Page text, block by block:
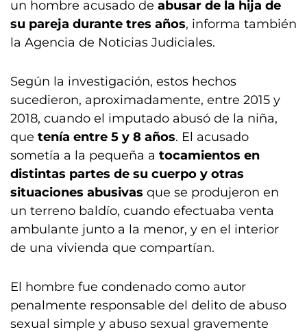
un hombre acusado de abusar de la hija de
su pareja durante tres años, informa también
la Agencia de Noticias Judiciales.
Según la investigación, estos hechos
sucedieron, aproximadamente, entre 2015 y
2018, cuando el imputado abusó de la niña,
que tenía entre 5 y 8 años. El acusado
sometía a la pequeña a tocamientos en
distintas partes de su cuerpo y otras
situaciones abusivas que se produjeron en
un terreno baldío, cuando efectuaba venta
ambulante junto a la menor, y en el interior
de una vivienda que compartían.
El hombre fue condenado como autor
penalmente responsable del delito de abuso
sexual simple y abuso sexual gravemente